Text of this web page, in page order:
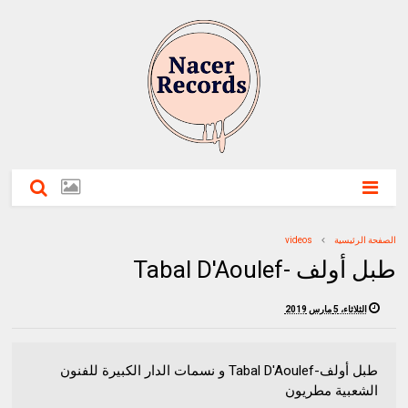
الصفحة الرئيسية videos
طبل أولف -Tabal D'Aoulef
الثلاثاء، 5 مارس 2019
طبل أولف-Tabal D'Aoulef و نسمات الدار الكبيرة للفنون
الشعبية مطريون